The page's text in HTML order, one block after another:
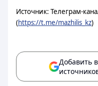
Источник: Телеграм-
(https://t.me/mazhilis_kz)
Добавить